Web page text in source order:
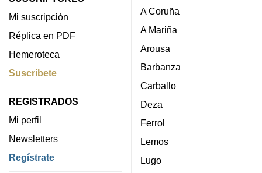
Mi suscripción
Réplica en PDF
Hemeroteca
Suscríbete
REGISTRADOS
Mi perfil
Newsletters
Regístrate
A Coruña
A Mariña
Arousa
Barbanza
Carballo
Deza
Ferrol
Lemos
Lugo